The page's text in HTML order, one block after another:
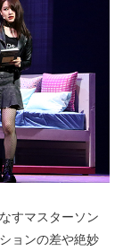
すマスターソン
ョンの差や絶妙